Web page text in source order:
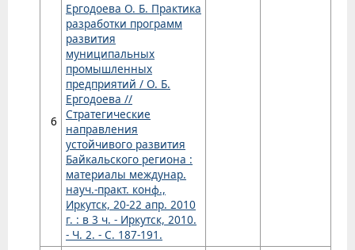
6
Ергодоева О. Б. Практика
разработки программ
развития
муниципальных
промышленных
предприятий / О. Б.
Ергодоева //
Стратегические
направления
устойчивого развития
Байкальского региона :
материалы междунар.
науч.-практ. конф.,
Иркутск, 20-22 апр. 2010
г. : в 3 ч. - Иркутск, 2010.
- Ч. 2. - С. 187-191.